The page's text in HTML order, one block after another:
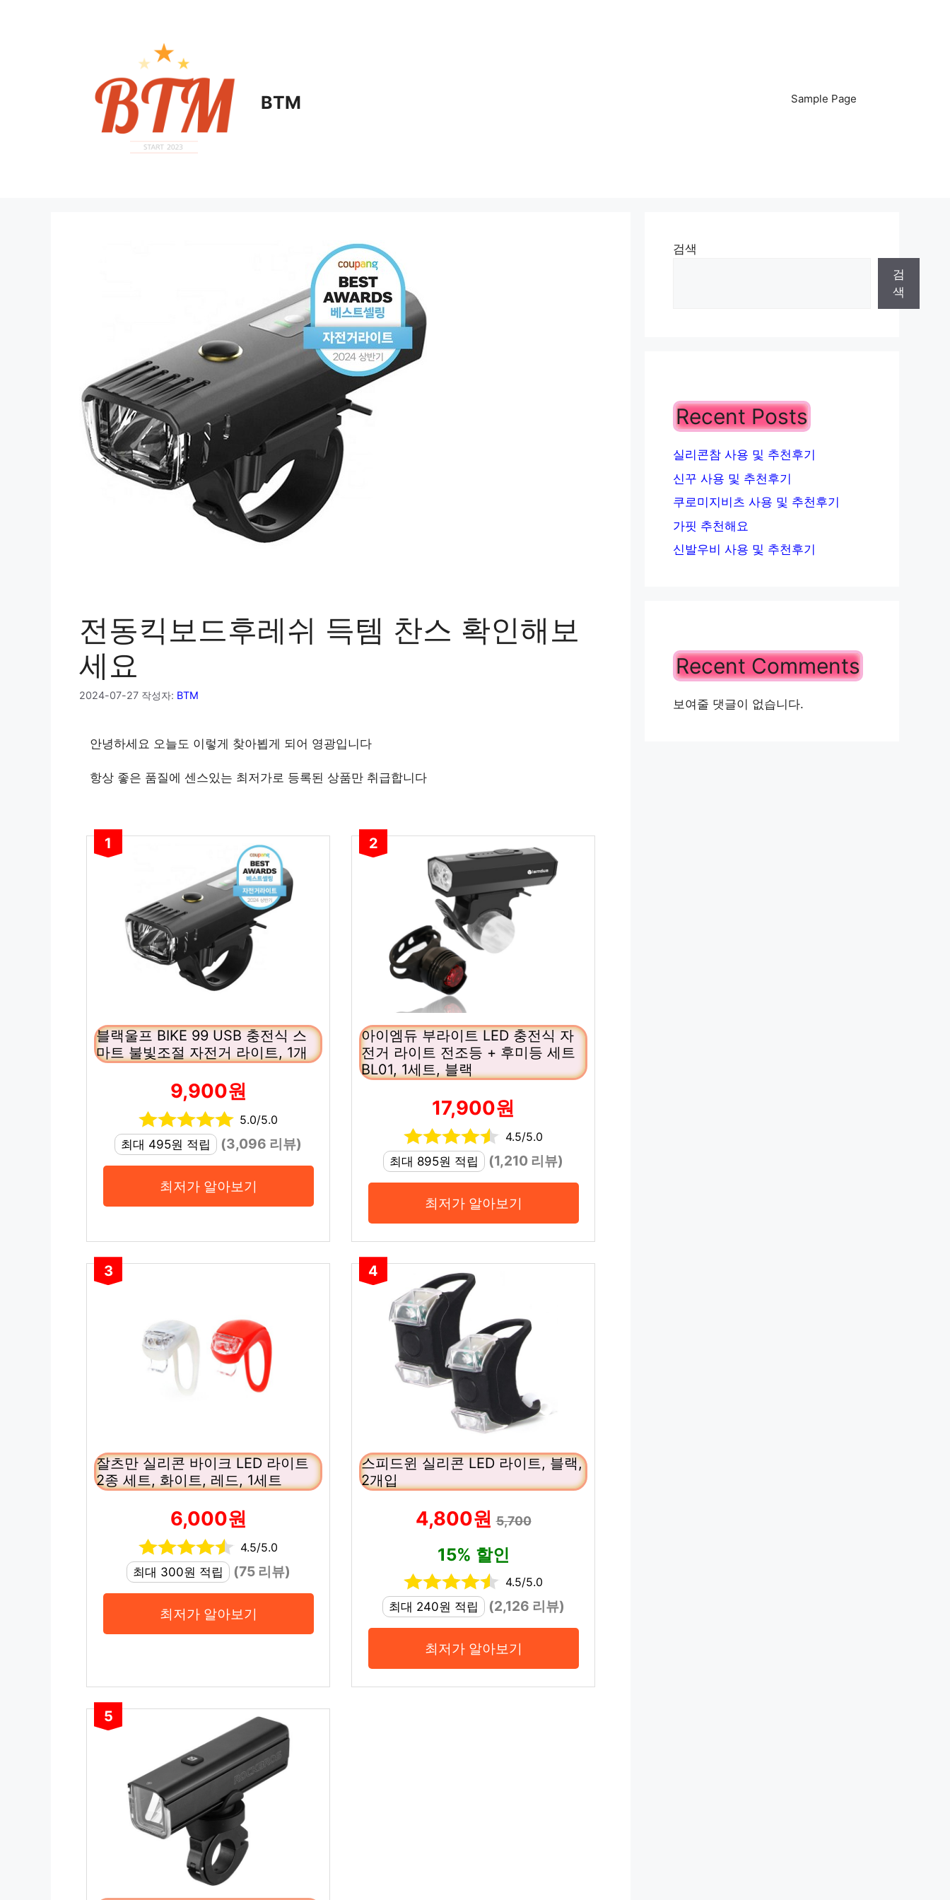
BTM Sample Page
전동킥보드후레쉬 득템 찬스 확인해보
세요
2024-07-27 작성자: BTM
안녕하세요 오늘도 이렇게 찾아뵙게 되어 영광입니다
항상 좋은 품질에 센스있는 최저가로 등록된 상품만 취급합니다
1
블랙울프 BIKE 99 USB 충전식 스
마트 불빛조절 자전거 라이트, 1개
9,900원
5.0/5.0
최대 495원 적립
(3,096 리뷰)
최저가 알아보기
2
아이엠듀 부라이트 LED 충전식 자
전거 라이트 전조등 + 후미등 세트
BL01, 1세트, 블랙
17,900원
4.5/5.0
최대 895원 적립
(1,210 리뷰)
최저가 알아보기
3
잘츠만 실리콘 바이크 LED 라이트
2종 세트, 화이트, 레드, 1세트
6,000원
4.5/5.0
최대 300원 적립
(75 리뷰)
최저가 알아보기
4
스피드윈 실리콘 LED 라이트, 블랙,
2개입
4,800원5,700
15% 할인
4.5/5.0
최대 240원 적립
(2,126 리뷰)
최저가 알아보기
5
검색
검
색
Recent Posts
실리콘참 사용 및 추천후기
신꾸 사용 및 추천후기
쿠로미지비츠 사용 및 추천후기
가핏 추천해요
신발우비 사용 및 추천후기
Recent Comments
보여줄 댓글이 없습니다.